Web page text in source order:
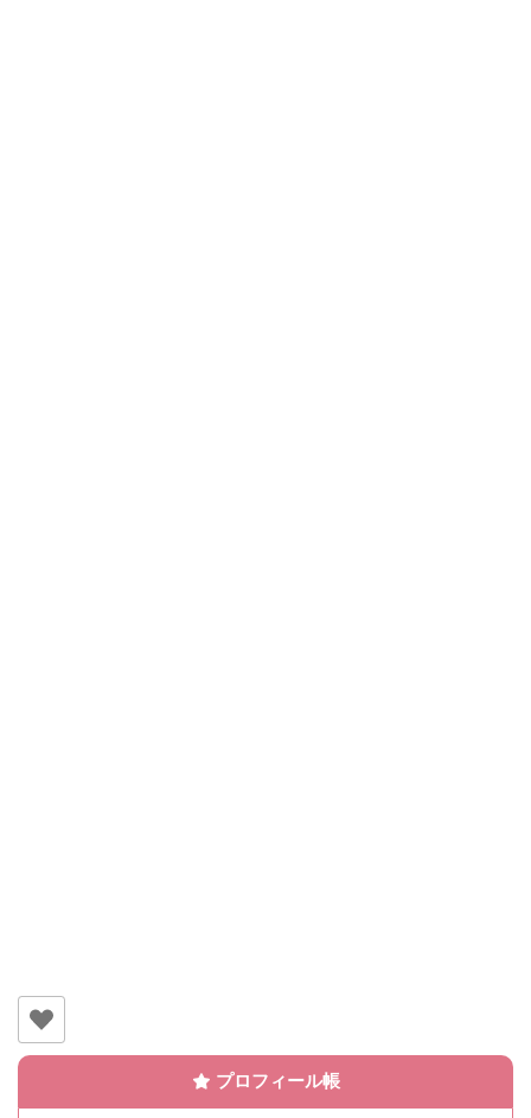
プロフィール帳